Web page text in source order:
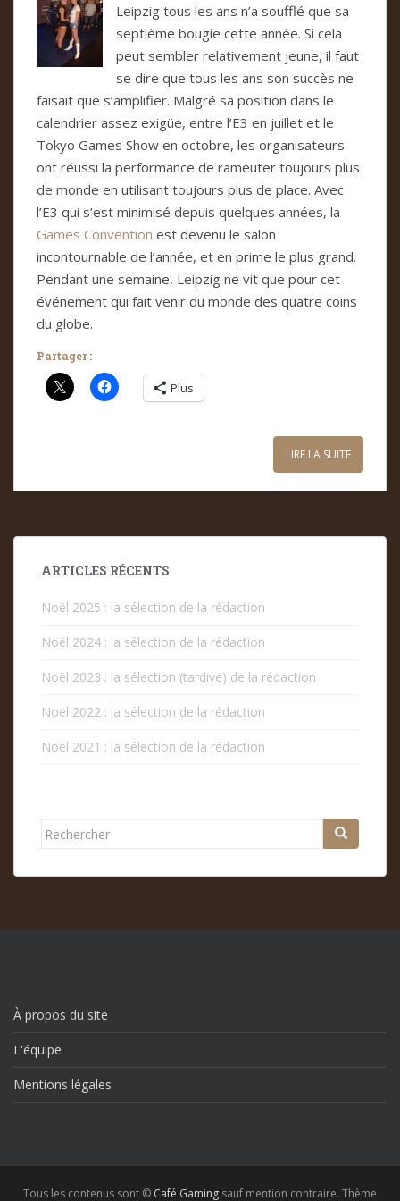
Leipzig tous les ans n’a soufflé que sa
septième bougie cette année. Si cela
peut sembler relativement jeune, il faut
se dire que tous les ans son succès ne
faisait que s’amplifier. Malgré sa position dans le
calendrier assez exigüe, entre l’E3 en juillet et le
Tokyo Games Show en octobre, les organisateurs
ont réussi la performance de rameuter toujours plus
de monde en utilisant toujours plus de place. Avec
l’E3 qui s’est minimisé depuis quelques années, la
Games Convention est devenu le salon
incontournable de l’année, et en prime le plus grand.
Pendant une semaine, Leipzig ne vit que pour cet
événement qui fait venir du monde des quatre coins
du globe.
Partager :
Plus
LIRE LA SUITE
ARTICLES RÉCENTS
Noël 2025 : la sélection de la rédaction
Noël 2024 : la sélection de la rédaction
Noël 2023 : la sélection (tardive) de la rédaction
Noël 2022 : la sélection de la rédaction
Noël 2021 : la sélection de la rédaction
Rechercher...
À propos du site
L'équipe
Mentions légales
Tous les contenus sont © Café Gaming sauf mention contraire. Thème